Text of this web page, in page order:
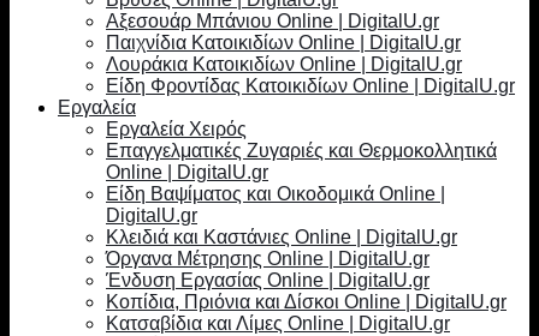
Αξεσουάρ Μπάνιου Online | DigitalU.gr
Παιχνίδια Κατοικιδίων Online | DigitalU.gr
Λουράκια Κατοικιδίων Online | DigitalU.gr
Είδη Φροντίδας Κατοικιδίων Online | DigitalU.gr
Εργαλεία
Εργαλεία Χειρός
Επαγγελματικές Ζυγαριές και Θερμοκολλητικά
Online | DigitalU.gr
Είδη Βαψίματος και Οικοδομικά Online |
DigitalU.gr
Κλειδιά και Καστάνιες Online | DigitalU.gr
Όργανα Μέτρησης Online | DigitalU.gr
Ένδυση Εργασίας Online | DigitalU.gr
Κοπίδια, Πριόνια και Δίσκοι Online | DigitalU.gr
Κατσαβίδια και Λίμες Online | DigitalU.gr